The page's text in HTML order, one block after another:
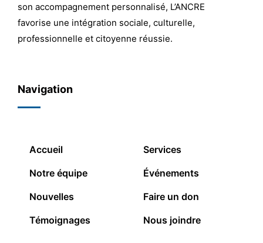
son accompagnement personnalisé, L’ANCRE
favorise une intégration sociale, culturelle,
professionnelle et citoyenne réussie.
Navigation
Accueil
Notre équipe
Nouvelles
Témoignages
Services
Événements
Faire un don
Nous joindre